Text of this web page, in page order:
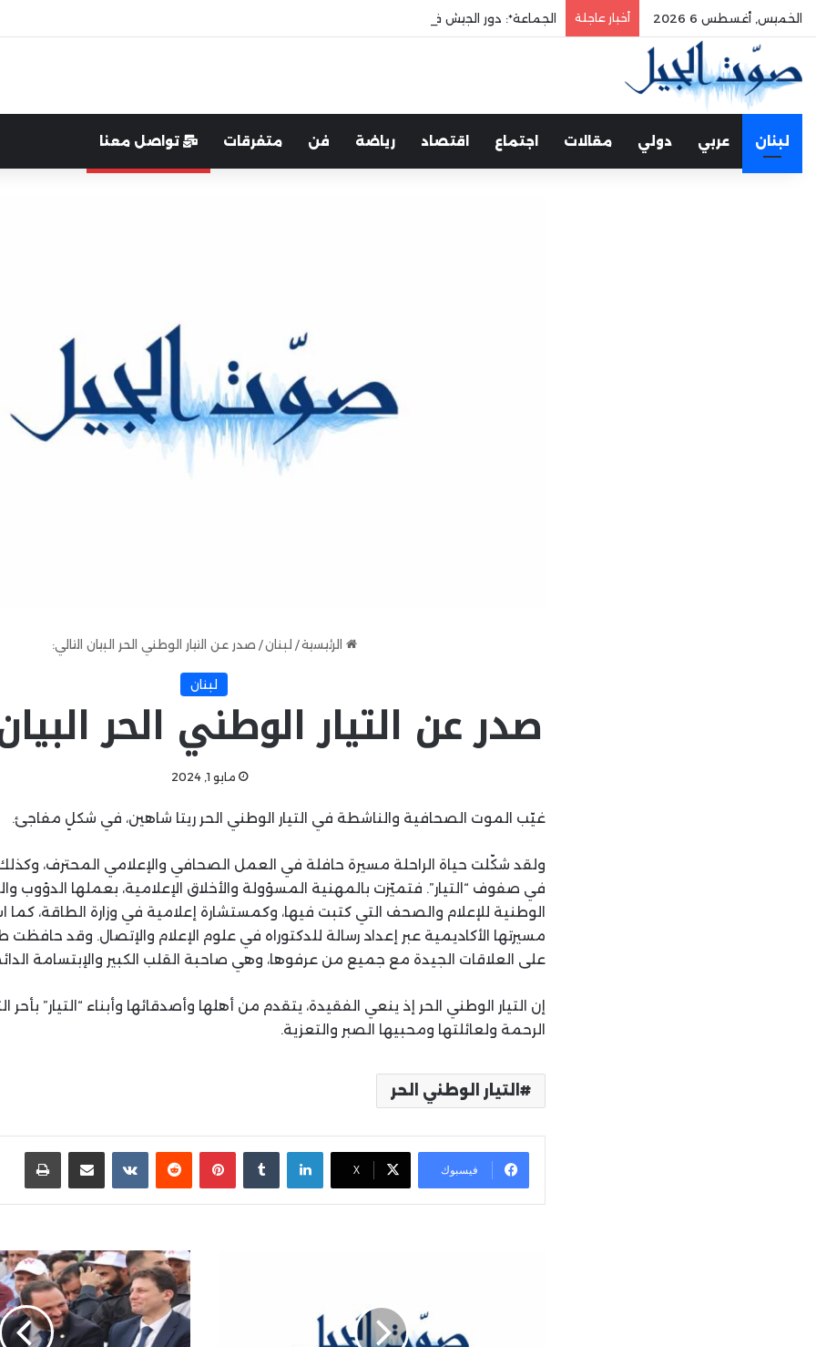
الخميس, أغسطس 6 2026 أخبار عاجلة الجماعة*: دور الجيش في حماية الوطن والدفاع عنه هو الأساس
لبنان عربي دولي مقالات اجتماع اقتصاد رياضة فن متفرقات تواصل معنا
الرئيسية / لبنان / صدر عن التيار الوطني الحر البيان التالي:
لبنان
صدر عن التيار الوطني الحر
مايو 1, 2024
غيّب الموت الصحافية والناشطة في التيار الوطني الحر ريتا شاهين، في شكلٍ مفاجئ.
ولقد شكّلت حياة الراحلة مسيرة حافلة في العمل الصحافي والإعلامي المحترف،
في صفوف “التيار”. فتميّزت بالمهنية المسؤولة والأخلاق الإعلامية، بعملها الدؤوب
الوطنية للإعلام والصحف التي كتبت فيها، وكمستشارة إعلامية في وزارة الطاقة، كما
مسيرتها الأكاديمية عبر إعداد رسالة للدكتوراه في علوم الإعلام والإتصال. وقد
على العلاقات الجيدة مع جميع من عرفوها، وهي صاحبة القلب الكبير والإبتسامة
إن التيار الوطني الحر إذ ينعي الفقيدة، يتقدم من أهلها وأصدقائها وأبناء “التيار” بأحر
الرحمة ولعائلتها ومحبيها الصبر والتعزية.
التيار الوطني الحر
فيسبوك X
لينكدإن بينتيريست مشاركة عبر البريد